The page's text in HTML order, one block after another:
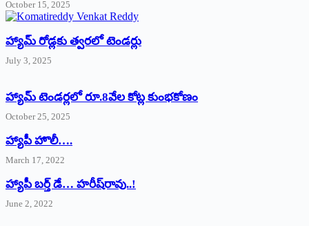
October 15, 2025
హ్యామ్‌ రోడ్లకు త్వరలో టెండర్లు
July 3, 2025
హ్యామ్‌ ‌టెండర్లలో రూ.8వేల కోట్ల కుంభకోణం
October 25, 2025
హ్యాపీ హొలీ….
March 17, 2022
హ్యాపీ బర్త్ ‌డే… హరీష్‌రావు..!
June 2, 2022